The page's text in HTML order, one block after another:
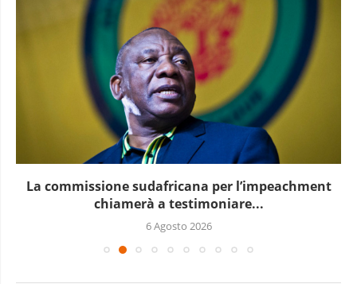
La commissione sudafricana per l’impeachment
chiamerà a testimoniare...
6 Agosto 2026